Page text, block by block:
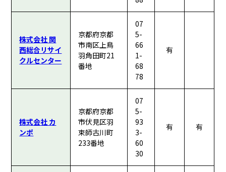
株式会社 関
西総合リサイ
クルセンター
京都府京都
市南区上鳥
羽角田町21
番地
07
5-
66
1-
68
78
有
株式会社 カ
ンポ
京都府京都
市伏見区羽
束師古川町
233番地
07
5-
93
3-
60
30
有 有